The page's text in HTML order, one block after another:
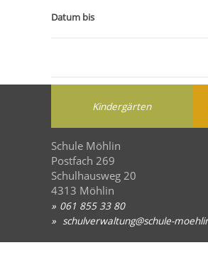
Datum bis
Kindergärten
Schule Möhlin
Postfach 269
Schulhausweg 20
4313 Möhlin
061 855 33 80
schulverwaltung@schule-